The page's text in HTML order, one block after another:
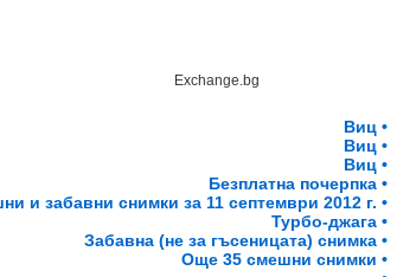
Exchange.bg
Виц •
Виц •
Виц •
Безплатна почерпка •
и забавни снимки за 11 септември 2012 г. •
Турбо-джага •
Забавна (не за гъсеницата) снимка •
Още 35 смешни снимки •